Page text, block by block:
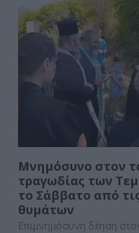
e
b
o
k
o
d
o
l α
σ
τε
ίτ
ε
Μνημόσυνο στον
τραγωδίας των
το Σάββατο από
θυμάτων
Επιμνημόσυνη δέηση